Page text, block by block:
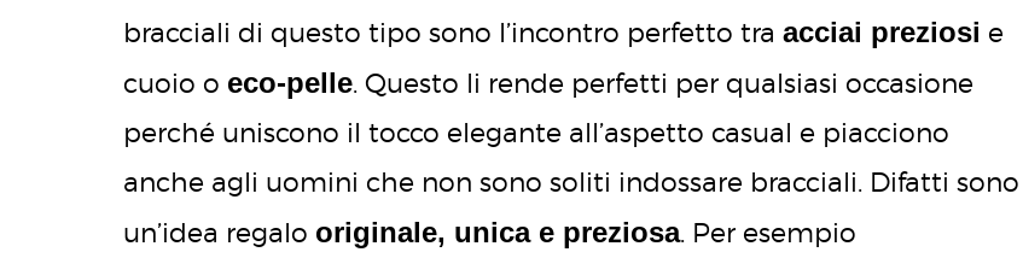
bracciali di questo tipo sono l’incontro perfetto tra acciai preziosi e
cuoio o eco-pelle. Questo li rende perfetti per qualsiasi occasione
perché uniscono il tocco elegante all’aspetto casual e piacciono
anche agli uomini che non sono soliti indossare bracciali. Difatti sono
un’idea regalo originale, unica e preziosa. Per esempio